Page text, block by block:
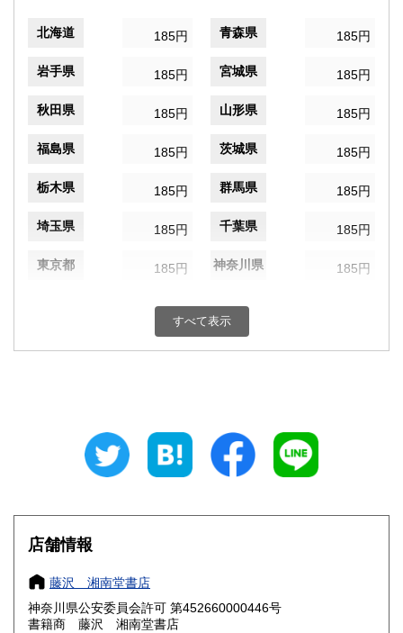
北海道 185円 青森県 185円
岩手県 185円 宮城県 185円
秋田県 185円 山形県 185円
福島県 185円 茨城県 185円
栃木県 185円 群馬県 185円
埼玉県 185円 千葉県 185円
東京都 185円 神奈川県 185円
185円 富山県
185円 三重県
大阪府
奈良県
鳥取県 185円 島根県
すべて表示
店舗情報
藤沢 湘南堂書店
神奈川県公安委員会許可 第452660000446号
書籍商 藤沢 湘南堂書店